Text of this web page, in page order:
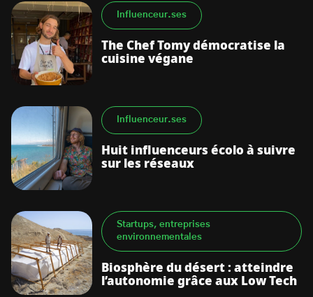
Influenceur.ses
The Chef Tomy démocratise la
cuisine végane
Influenceur.ses
Huit influenceurs écolo à suivre
sur les réseaux
Startups, entreprises
environnementales
Biosphère du désert : atteindre
l’autonomie grâce aux Low Tech